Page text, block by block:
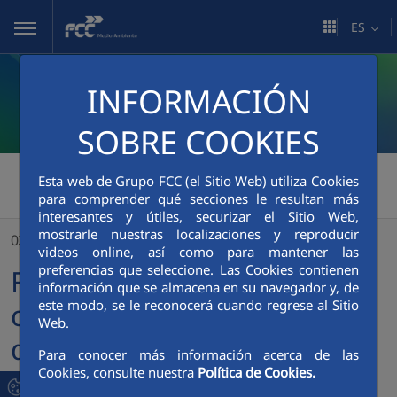
Saltar al contenido principal
INFORMACIÓN
SOBRE COOKIES
Esta web de Grupo FCC (el Sitio Web) utiliza Cookies
para comprender qué secciones le resultan más
interesantes y útiles, securizar el Sitio Web,
mostrarle nuestras localizaciones y reproducir
videos online, así como para mantener las
preferencias que seleccione. Las Cookies contienen
información que se almacena en su navegador y, de
este modo, se le reconocerá cuando regrese al Sitio
Web.
Para conocer más información acerca de las
Cookies, consulte nuestra Política de Cookies.
ES
>
FCC Medio Ambiente celebra el Día Internacional de las Personas con Discapacidad
02/12/2022
FCC Medio Ambiente
celebra el Día Internacional
de las Personas con
Discapacidad